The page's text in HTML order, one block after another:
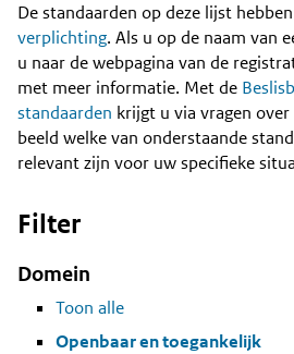
Content
De standaarden op deze lijst
verplichting. Als u op de naam van
u naar de webpagina van de
met meer informatie. Met de
standaarden krijgt u via vragen
beeld welke van onderstaande
relevant zijn voor uw specifieke
Filter
Domein
Toon alle
Openbaar en toegankelijk